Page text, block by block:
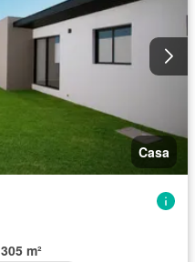
Casa
305 m²